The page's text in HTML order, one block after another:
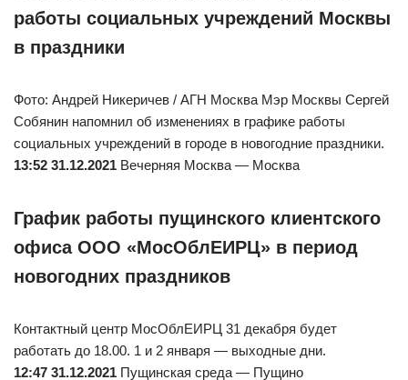
работы социальных учреждений Москвы
в праздники
Фото: Андрей Никеричев / АГН Москва Мэр Москвы Сергей
Собянин напомнил об изменениях в графике работы
социальных учреждений в городе в новогодние праздники.
13:52 31.12.2021 Вечерняя Москва — Москва
График работы пущинского клиентского
офиса ООО «МосОблЕИРЦ» в период
новогодних праздников
Контактный центр МосОблЕИРЦ 31 декабря будет
работать до 18.00. 1 и 2 января — выходные дни.
12:47 31.12.2021 Пущинская среда — Пущино